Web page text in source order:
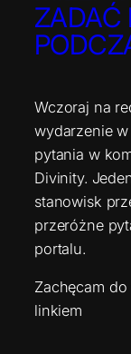
ZADAĆ
Wczoraj na
wydarzenie
pytania w
Divinity.
stanowisk
przeróżne
portalu.
Zachęcam
linkiem